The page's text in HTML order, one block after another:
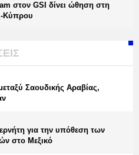
στον GSI δίνει ώθηση στη
Κύπρου
Σαουδικής Αραβίας,
για την υπόθεση των
στο Μεξικό